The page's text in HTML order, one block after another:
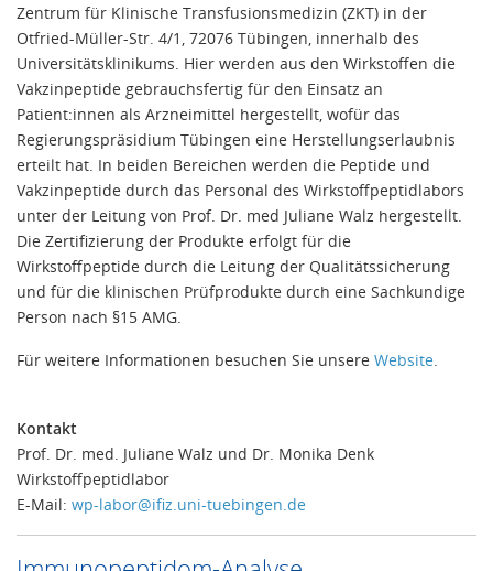
Zentrum für Klinische Transfusionsmedizin (ZKT) in der
Otfried-Müller-Str. 4/1, 72076 Tübingen, innerhalb des
Universitätsklinikums. Hier werden aus den Wirkstoffen die
Vakzinpeptide gebrauchsfertig für den Einsatz an
Patient:innen als Arzneimittel hergestellt, wofür das
Regierungspräsidium Tübingen eine Herstellungserlaubnis
erteilt hat. In beiden Bereichen werden die Peptide und
Vakzinpeptide durch das Personal des Wirkstoffpeptidlabors
unter der Leitung von Prof. Dr. med Juliane Walz hergestellt.
Die Zertifizierung der Produkte erfolgt für die
Wirkstoffpeptide durch die Leitung der Qualitätssicherung
und für die klinischen Prüfprodukte durch eine Sachkundige
Person nach §15 AMG.
Für weitere Informationen besuchen Sie unsere Website
Kontakt
Prof. Dr. med. Juliane Walz und Dr. Monika Denk
Wirkstoffpeptidlabor
E-Mail: wp-labor@ifiz.uni-tuebingen.de